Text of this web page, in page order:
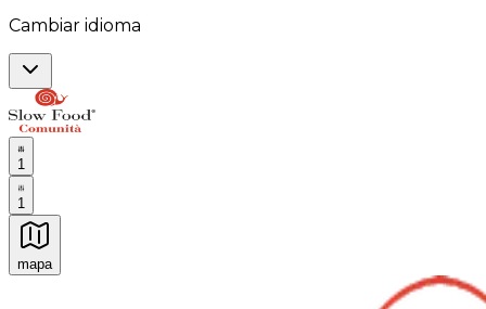
Cambiar idioma
1
1
mapa
Experiencias culinarias inolvidables: Experiencias